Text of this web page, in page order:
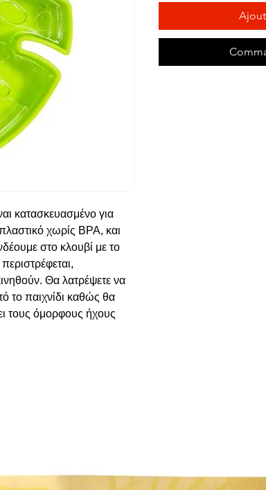
κατασκευασμένο για
χωρίς BPA, και
στο κλουβί με το
Θα λατρέψετε να
το παιχνίδι καθώς θα
τους όμορφους ήχους